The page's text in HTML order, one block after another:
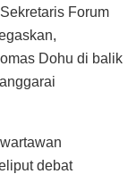
Forum
Dohu di balik
debat